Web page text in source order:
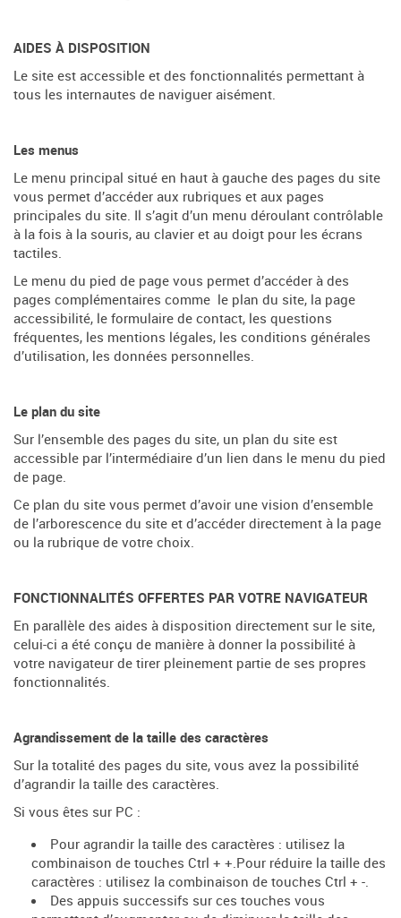
AIDES À DISPOSITION
Le site est accessible et des fonctionnalités permettant à
tous les internautes de naviguer aisément.
Les menus
Le menu principal situé en haut à gauche des pages du site
vous permet d’accéder aux rubriques et aux pages
principales du site. Il s’agit d’un menu déroulant contrôlable
à la fois à la souris, au clavier et au doigt pour les écrans
tactiles.
Le menu du pied de page vous permet d’accéder à des
pages complémentaires comme le plan du site, la page
accessibilité, le formulaire de contact, les questions
fréquentes, les mentions légales, les conditions générales
d’utilisation, les données personnelles.
Le plan du site
Sur l’ensemble des pages du site, un plan du site est
accessible par l’intermédiaire d’un lien dans le menu du pied
de page.
Ce plan du site vous permet d’avoir une vision d’ensemble
de l’arborescence du site et d’accéder directement à la page
ou la rubrique de votre choix.
FONCTIONNALITÉS OFFERTES PAR VOTRE NAVIGATEUR
En parallèle des aides à disposition directement sur le site,
celui-ci a été conçu de manière à donner la possibilité à
votre navigateur de tirer pleinement partie de ses propres
fonctionnalités.
Agrandissement de la taille des caractères
Sur la totalité des pages du site, vous avez la possibilité
d’agrandir la taille des caractères.
Si vous êtes sur PC :
Pour agrandir la taille des caractères : utilisez la
combinaison de touches Ctrl + +.Pour réduire la taille des
caractères : utilisez la combinaison de touches Ctrl + -.
Des appuis successifs sur ces touches vous